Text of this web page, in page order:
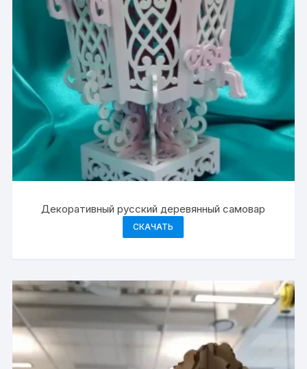
Декоративный русский деревянный самовар
СКАЧАТЬ